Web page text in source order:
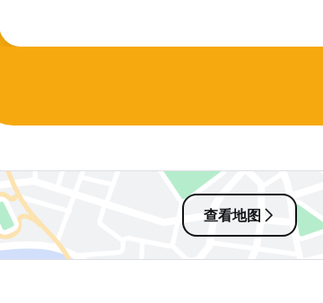
far at all from the bus station. I wouldn’t
查看地图